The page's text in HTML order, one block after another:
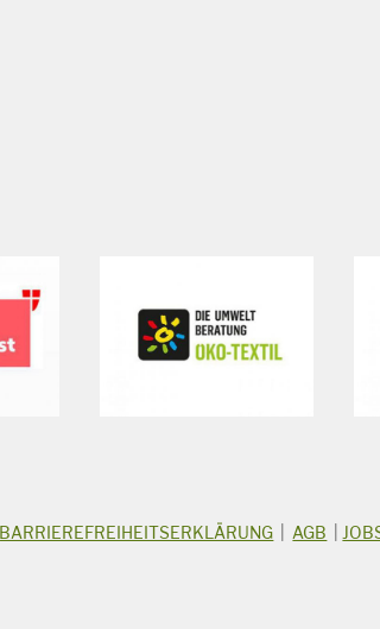
BARRIEREFREIHEITSERKLÄRUNG |AGB |